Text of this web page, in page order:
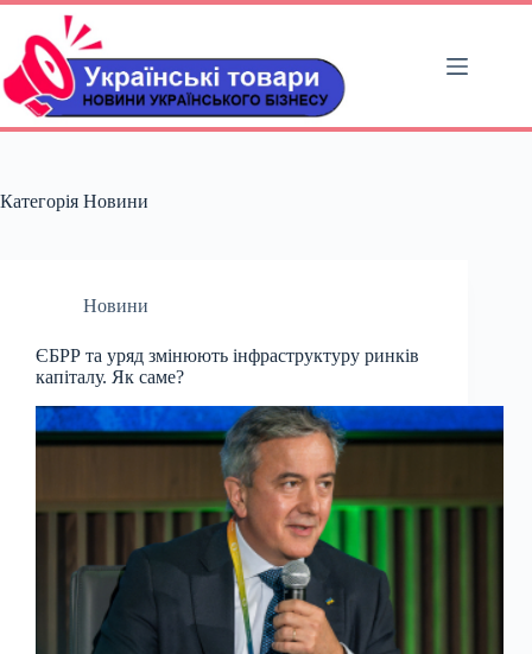
Перейти
вмісту
Категорія Новини
Новини
ЄБРР та уряд змінюють інфраструктуру ринків
капіталу. Як саме?